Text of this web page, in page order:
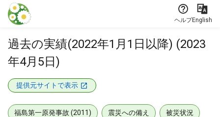
本文に飛ぶ
ヘルプEnglish
過去の実績(2022年1月1日以降) (2023
年4月5日)
提供元サイトで表示
福島第一原発事故 (2011) 震災への備え 被災状況